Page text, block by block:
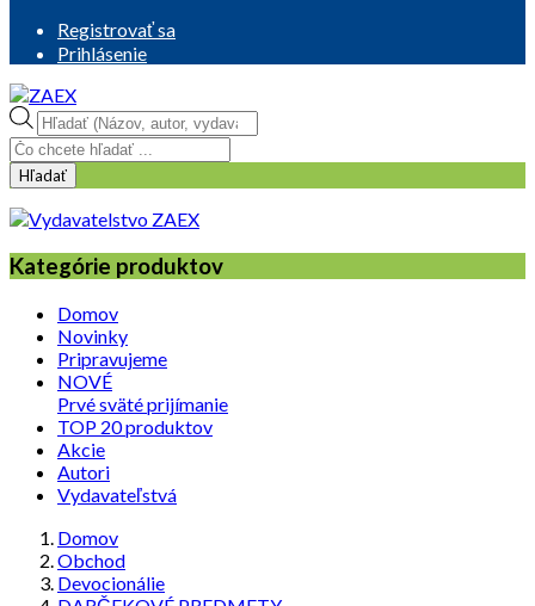
Registrovať sa
Prihlásenie
Products
search
Hľadať
Kategórie produktov
Domov
Novinky
Pripravujeme
NOVÉ
Prvé sväté prijímanie
TOP 20 produktov
Akcie
Autori
Vydavateľstvá
Domov
Obchod
Devocionálie